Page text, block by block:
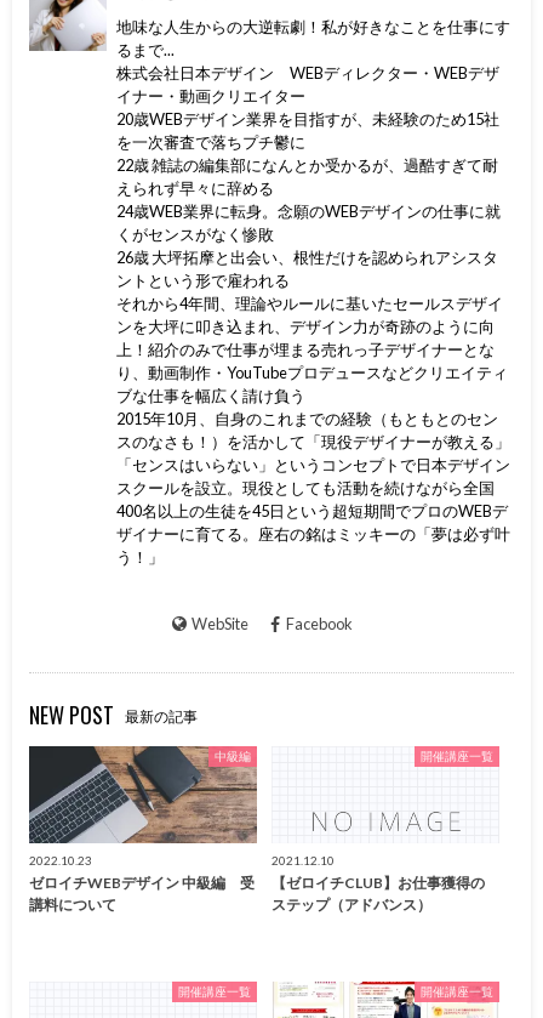
地味な人生からの大逆転劇！私が好きなことを仕事にす
るまで...
株式会社日本デザイン WEBディレクター・WEBデザ
イナー・動画クリエイター
20歳WEBデザイン業界を目指すが、未経験のため15社
を一次審査で落ちプチ鬱に
22歳 雑誌の編集部になんとか受かるが、過酷すぎて耐
えられず早々に辞める
24歳WEB業界に転身。念願のWEBデザインの仕事に就
くがセンスがなく惨敗
26歳 大坪拓摩と出会い、根性だけを認められアシスタ
ントという形で雇われる
それから4年間、理論やルールに基いたセールスデザイ
ンを大坪に叩き込まれ、デザイン力が奇跡のように向
上！紹介のみで仕事が埋まる売れっ子デザイナーとな
り、動画制作・YouTubeプロデュースなどクリエイティ
ブな仕事を幅広く請け負う
2015年10月、自身のこれまでの経験（もともとのセン
スのなさも！）を活かして「現役デザイナーが教える」
「センスはいらない」というコンセプトで日本デザイン
スクールを設立。現役としても活動を続けながら全国
400名以上の生徒を45日という超短期間でプロのWEBデ
ザイナーに育てる。座右の銘はミッキーの「夢は必ず叶
う！」
WebSite Facebook
NEW POST 最新の記事
中級編
2022.10.23
ゼロイチWEBデザイン 中級編 受
講料について
開催講座一覧
2021.12.10
【ゼロイチCLUB】お仕事獲得の
ステップ（アドバンス）
開催講座一覧 開催講座一覧